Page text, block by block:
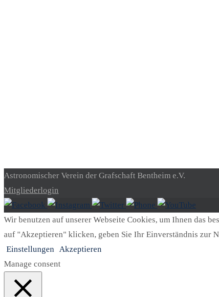
Astronomischer Verein der Grafschaft Bentheim e.V.
Mitgliederlogin
Wir benutzen auf unserer Webseite Cookies, um Ihnen das
auf "Akzeptieren" klicken, geben Sie Ihr Einverständnis zur
Einstellungen Akzeptieren
Manage consent